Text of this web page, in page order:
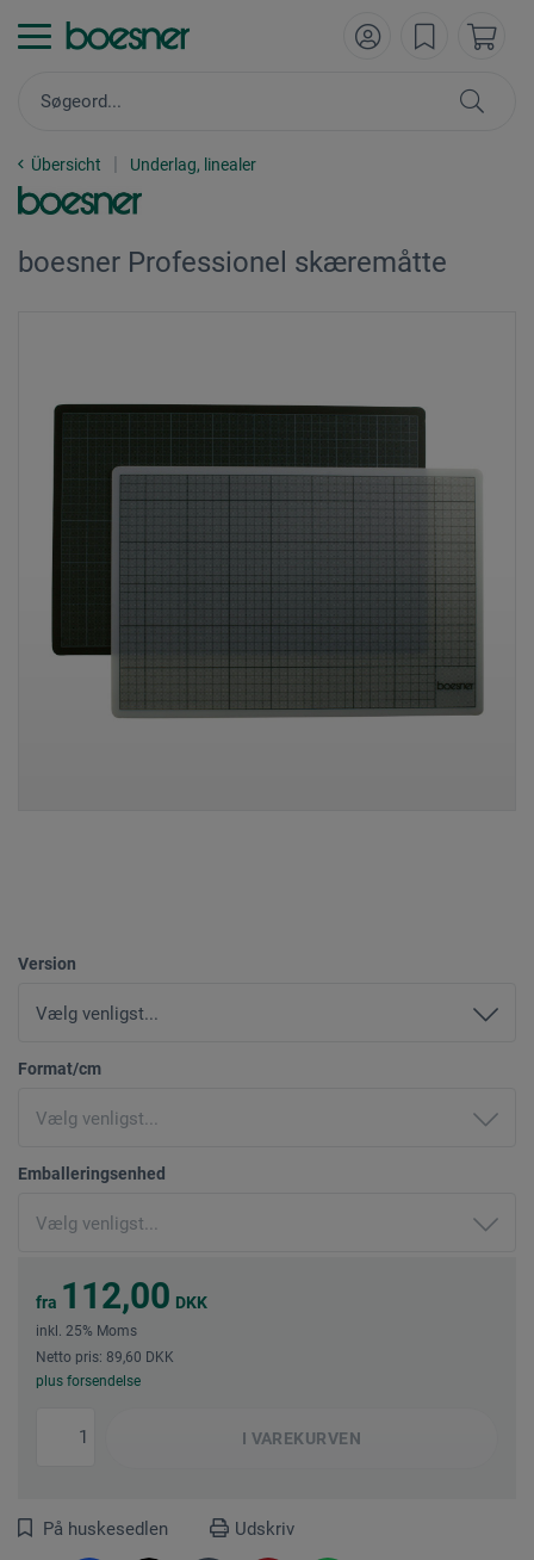
Übersicht Underlag, linealer
boesner Professionel skæremåtte
Version
Format/cm
Emballeringsenhed
fra 112,00 DKK
inkl. 25% Moms
Netto pris: 89,60 DKK
plus forsendelse
I VAREKURVEN
På huskesedlen Udskriv